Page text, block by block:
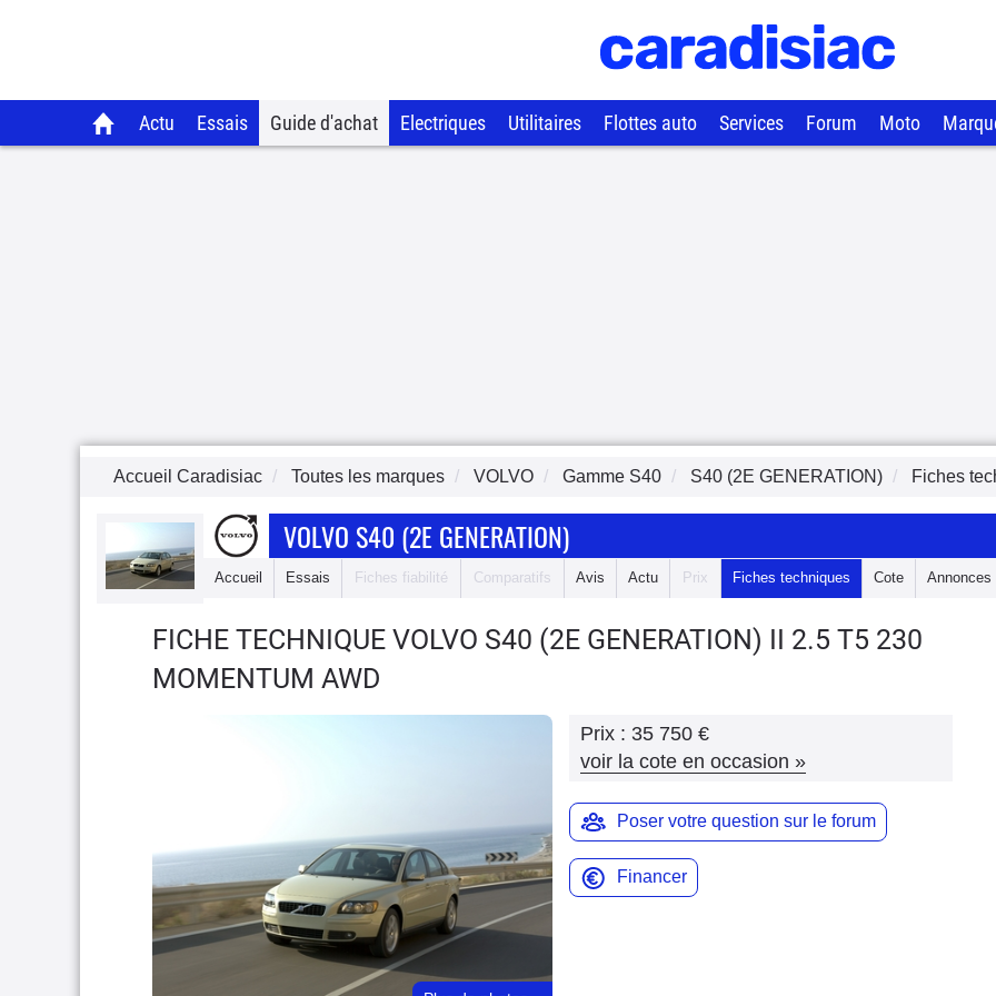
Actu Essais Guide d'achat Electriques Utilitaires Flottes auto Services Forum Moto
Accueil Caradisiac Toutes les marques VOLVO Gamme S40 S40 (2E GENERATION) Fiches
VOLVO S40 (2E GENERATION)
Accueil Essais Fiches fiabilité Comparatifs Avis Actu Prix Fiches techniques Cote Annonces
FICHE TECHNIQUE VOLVO S40 (2E GENERATION) II 2.5 T5 230
MOMENTUM AWD
Prix : 35 750 €
voir la cote en occasion »
Poser votre question sur le forum
Financer